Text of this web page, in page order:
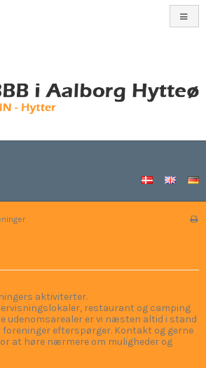
aktiviterter.
restaurant og camping
udenomsarealer er vi næsten altid i stand
foreninger efterspørger. Kontakt og gerne
at høre nærmere om muligheder og